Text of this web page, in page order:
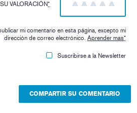
SU VALORACIÓN* 5
4
3
2
1
mi comentario en esta página, excepto mi
dirección de correo electrónico.Aprender mas*
Suscribirse a la Newsletter